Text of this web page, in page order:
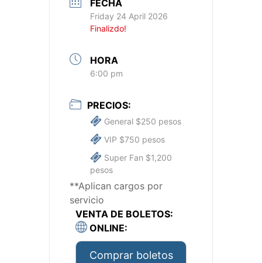
FECHA
Friday 24 April 2026
Finalizdo!
HORA
6:00 pm
PRECIOS:
General $250 pesos
VIP $750 pesos
Super Fan $1,200
pesos
**Aplican cargos por
servicio
VENTA DE BOLETOS:
ONLINE:
Comprar boletos